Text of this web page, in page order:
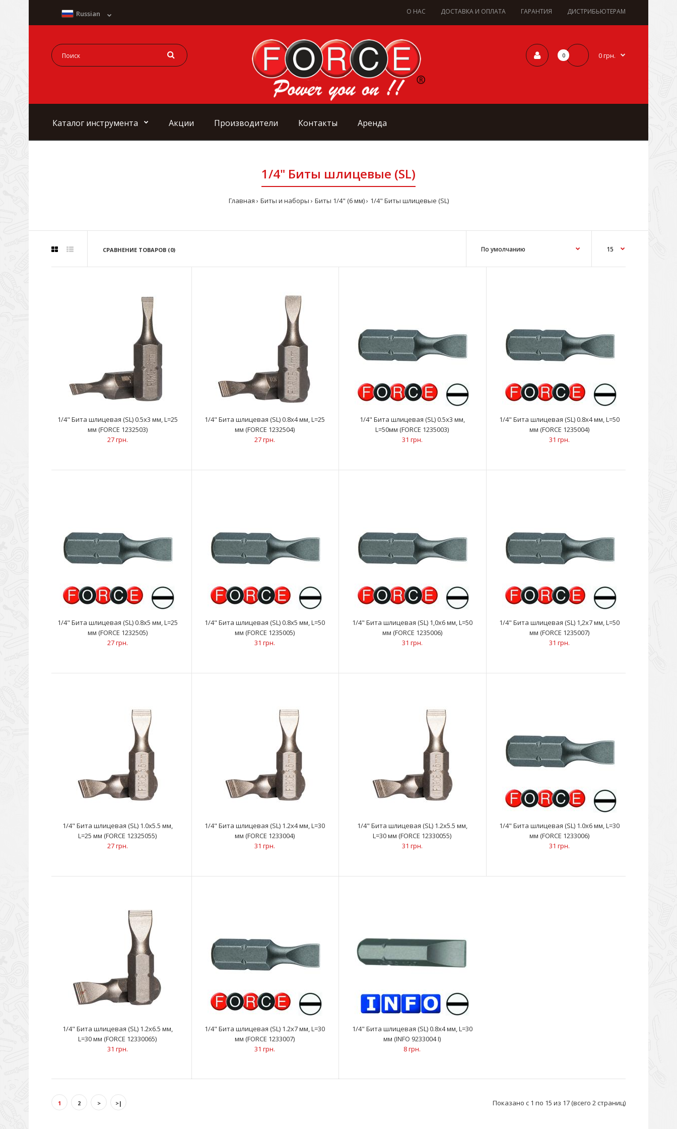
О НАС ДОСТАВКА И ОПЛАТА ГАРАНТИЯ ДИСТРИБЬЮТЕРАМ
Russian
0 0 грн.
Каталог инструмента Акции Производители Контакты Аренда
1/4" Биты шлицевые (SL)
Главная Биты и наборы Биты 1/4" (6 мм) 1/4" Биты шлицевые (SL)
СРАВНЕНИЕ ТОВАРОВ (0)
1/4" Бита шлицевая (SL) 0.5х3 мм, L=25 мм
27 грн.
1/4" Бита шлицевая (SL) 0.5х3 мм, L=50мм
31 грн.
1/4" Бита шлицевая (SL) 0.8х4 мм, L=50 мм
1/4" Бита шлицевая (SL) 0.8х5 мм, L=50 мм
(FORCE 1235005)
..
1/4" Бита шлицевая (SL) 0.5х3 мм, L=25
мм (FORCE 1232503)
27 грн.
1/4" Бита шлицевая (SL) 0.8х4 мм, L=25
мм (FORCE 1232504)
27 грн.
1/4" Бита шлицевая (SL) 0.5х3 мм,
L=50мм (FORCE 1235003)
31 грн.
1/4" Бита шлицевая (SL) 0.8х4 мм, L=50
мм (FORCE 1235004)
31 грн.
1/4" Бита шлицевая (SL) 0.8х5 мм, L=25
мм (FORCE 1232505)
27 грн.
1/4" Бита шлицевая (SL) 0.8х5 мм, L=50
мм (FORCE 1235005)
31 грн.
1/4" Бита шлицевая (SL) 1,0х6 мм, L=50
мм (FORCE 1235006)
31 грн.
1/4" Бита шлицевая (SL) 1,2х7 мм, L=50
мм (FORCE 1235007)
31 грн.
1/4" Бита шлицевая (SL) 1.0х5.5 мм,
L=25 мм (FORCE 12325055)
27 грн.
1/4" Бита шлицевая (SL) 1.2х4 мм, L=30
мм (FORCE 1233004)
31 грн.
1/4" Бита шлицевая (SL) 1.2х5.5 мм,
L=30 мм (FORCE 12330055)
31 грн.
1/4" Бита шлицевая (SL) 1.0х6 мм, L=30
мм (FORCE 1233006)
31 грн.
1/4" Бита шлицевая (SL) 1.2х6.5 мм,
L=30 мм (FORCE 12330065)
31 грн.
1/4" Бита шлицевая (SL) 1.2х7 мм, L=30
мм (FORCE 1233007)
31 грн.
1/4" Бита шлицевая (SL) 0.8х4 мм, L=30
мм (INFO 9233004 I)
8 грн.
1 2 > >| Показано с 1 по 15 из 17 (всего 2 страниц)